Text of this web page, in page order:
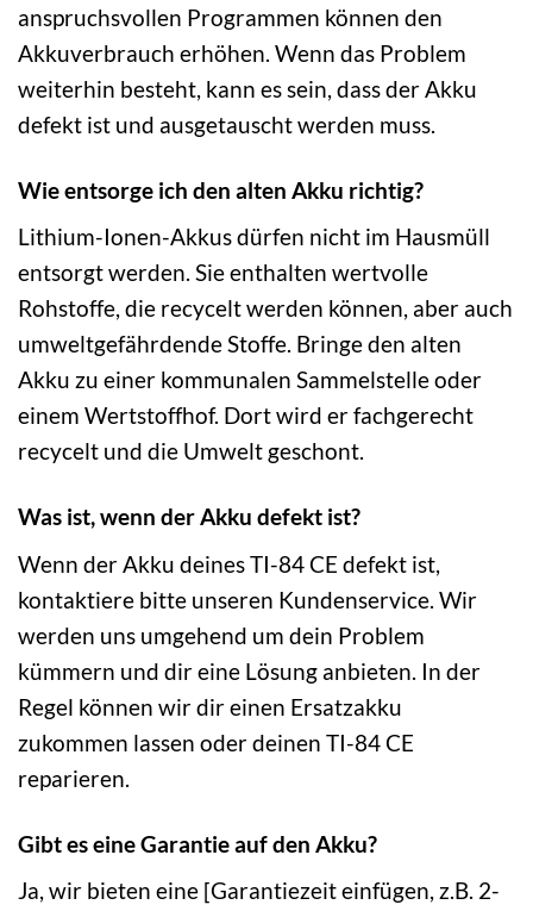
anspruchsvollen Programmen können den
Akkuverbrauch erhöhen. Wenn das Problem
weiterhin besteht, kann es sein, dass der Akku
defekt ist und ausgetauscht werden muss.
Wie entsorge ich den alten Akku richtig?
Lithium-Ionen-Akkus dürfen nicht im Hausmüll
entsorgt werden. Sie enthalten wertvolle
Rohstoffe, die recycelt werden können, aber auch
umweltgefährdende Stoffe. Bringe den alten
Akku zu einer kommunalen Sammelstelle oder
einem Wertstoffhof. Dort wird er fachgerecht
recycelt und die Umwelt geschont.
Was ist, wenn der Akku defekt ist?
Wenn der Akku deines TI-84 CE defekt ist,
kontaktiere bitte unseren Kundenservice. Wir
werden uns umgehend um dein Problem
kümmern und dir eine Lösung anbieten. In der
Regel können wir dir einen Ersatzakku
zukommen lassen oder deinen TI-84 CE
reparieren.
Gibt es eine Garantie auf den Akku?
Ja, wir bieten eine [Garantiezeit einfügen, z.B. 2-